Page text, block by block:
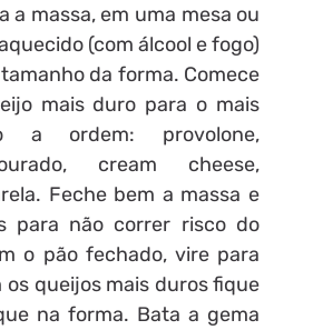
a massa, em uma mesa ou
(com álcool e fogo)
da forma. Comece
mais duro para o mais
a ordem: provolone,
cream cheese,
Feche bem a massa e
para não correr risco do
o pão fechado, vire para
queijos mais duros fique
na forma. Bata a gema